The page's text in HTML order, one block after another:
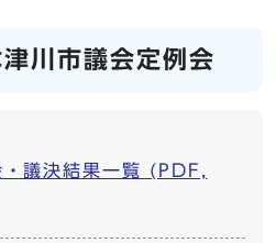
川市議会定例会
議決結果一覧 (PDF,